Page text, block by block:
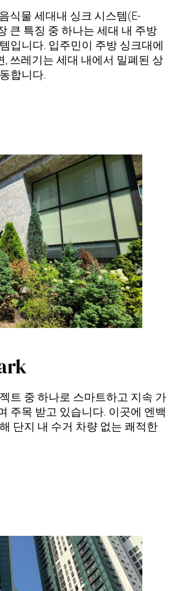
식물 세대내 싱크 시스템(E-
큰 특징 중 하나는 세대 내 주방
입니다. 입주민이 주방 싱크대에
쓰레기는 세대 내에서 밀폐된 상
합니다.
트 중 하나로 스마트하고 지속 가
주목 받고 있습니다. 이곳에 엔백
단지 내 수거 차량 없는 쾌적한